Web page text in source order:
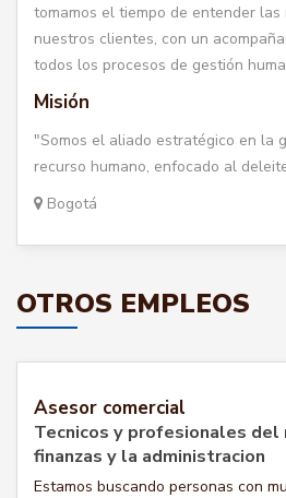
tomamos el tiempo de entender las
nuestros clientes, con un
todos los procesos de gestión
Misión
"Somos el aliado estratégico en la
recurso humano, enfocado al
Bogotá
OTROS EMPLEOS
Asesor comercial
Tecnicos y profesionales del
finanzas y la administracion
Estamos buscando personas con